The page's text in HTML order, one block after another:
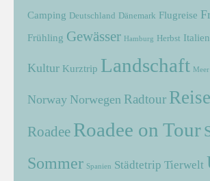
Camping Deutschland Dänemark Flugreise
Frühling Gewässer Hamburg Herbst Italien
Kultur Kurztrip Landschaft Meer
Norway Norwegen Radtour
Roadee Roadee on Tour
Sommer Spanien Städtetrip Tierwelt